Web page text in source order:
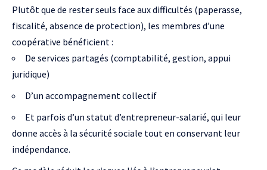
Plutôt que de rester seuls face aux difficultés (paperasse,
fiscalité, absence de protection), les membres d’une
coopérative bénéficient :
De services partagés (comptabilité, gestion, appui
juridique)
D’un accompagnement collectif
Et parfois d’un statut d’entrepreneur-salarié, qui leur
donne accès à la sécurité sociale tout en conservant leur
indépendance.